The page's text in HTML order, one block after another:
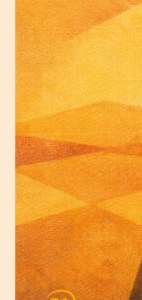
Lewis Carroll
De klopjacht op de sneer
17,50
BESTEL